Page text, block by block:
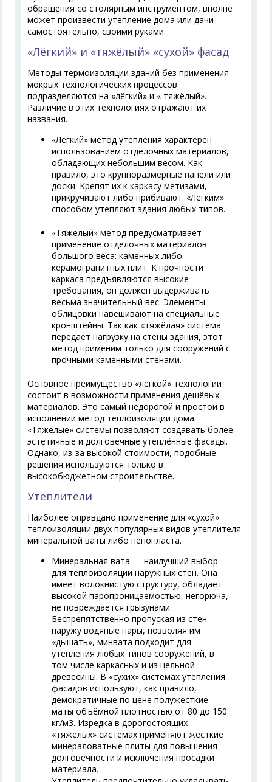
обращения со столярным инструментом, вполне
может произвести утепление дома или дачи
самостоятельно, своими руками.
«Лёгкий» и «тяжёлый» «сухой» фасад
Методы термоизоляции зданий без применения
мокрых технологических процессов
подразделяются на «лёгкий» и « тяжёлый».
Различие в этих технологиях отражают их
названия.
«Лёгкий» метод утепления характерен
использованием отделочных материалов,
обладающих небольшим весом. Как
правило, это крупноразмерные панели или
доски. Крепят их к каркасу метизами,
прикручивают либо прибивают. «Лёгким»
способом утепляют здания любых типов.
«Тяжёлый» метод предусматривает
применение отделочных материалов
большого веса: каменных либо
керамогранитных плит. К прочности
каркаса предъявляются высокие
требования, он должен выдерживать
весьма значительный вес. Элементы
облицовки навешивают на специальные
кронштейны. Так как «тяжёлая» система
передаёт нагрузку на стены здания, этот
метод применим только для сооружений с
прочными каменными стенами.
Основное преимущество «лёгкой» технологии
состоит в возможности применения дешёвых
материалов. Это самый недорогой и простой в
исполнении метод теплоизоляции дома.
«Тяжёлые» системы позволяют создавать более
эстетичные и долговечные утеплённые фасады.
Однако, из-за высокой стоимости, подобные
решения используются только в
высокобюджетном строительстве.
Утеплители
Наиболее оправдано применение для «сухой»
теплоизоляции двух популярных видов утеплителя:
минеральной ваты либо пенопласта.
Минеральная вата — наилучший выбор
для теплоизоляции наружных стен. Она
имеет волокнистую структуру, обладает
высокой паропроницаемостью, негорюча,
не повреждается грызунами.
Беспрепятственно пропуская из стен
наружу водяные пары, позволяя им
«дышать», минвата подходит для
утепления любых типов сооружений, в
том числе каркасных и из цельной
древесины. В «сухих» системах утепления
фасадов используют, как правило,
демократичные по цене полужёсткие
маты объёмной плотностью от 80 до 150
кг/м3. Изредка в дорогостоящих
«тяжёлых» системах применяют жёсткие
минераловатные плиты для повышения
долговечности и исключения просадки
материала.